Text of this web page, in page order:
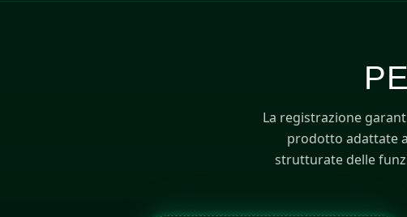
La registrazione
prodotto adattate
strutturate delle